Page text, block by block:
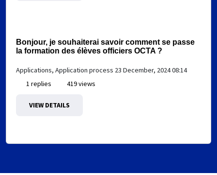
Bonjour, je souhaiterai savoir comment se passe
la formation des élèves officiers OCTA ?
Applications, Application process 23 December, 2024 08:14
1 replies
419 views
VIEW DETAILS